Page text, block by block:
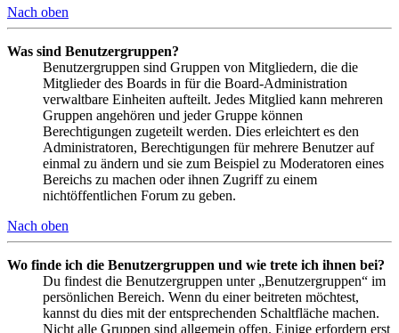
Nach oben
Was sind Benutzergruppen?
Benutzergruppen sind Gruppen von Mitgliedern, die die
Mitglieder des Boards in für die Board-Administration
verwaltbare Einheiten aufteilt. Jedes Mitglied kann mehreren
Gruppen angehören und jeder Gruppe können
Berechtigungen zugeteilt werden. Dies erleichtert es den
Administratoren, Berechtigungen für mehrere Benutzer auf
einmal zu ändern und sie zum Beispiel zu Moderatoren eines
Bereichs zu machen oder ihnen Zugriff zu einem
nichtöffentlichen Forum zu geben.
Nach oben
Wo finde ich die Benutzergruppen und wie trete ich ihnen bei?
Du findest die Benutzergruppen unter „Benutzergruppen“ im
persönlichen Bereich. Wenn du einer beitreten möchtest,
kannst du dies mit der entsprechenden Schaltfläche machen.
Nicht alle Gruppen sind allgemein offen. Einige erfordern erst